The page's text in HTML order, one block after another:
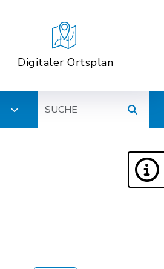
Digitaler Ortsplan